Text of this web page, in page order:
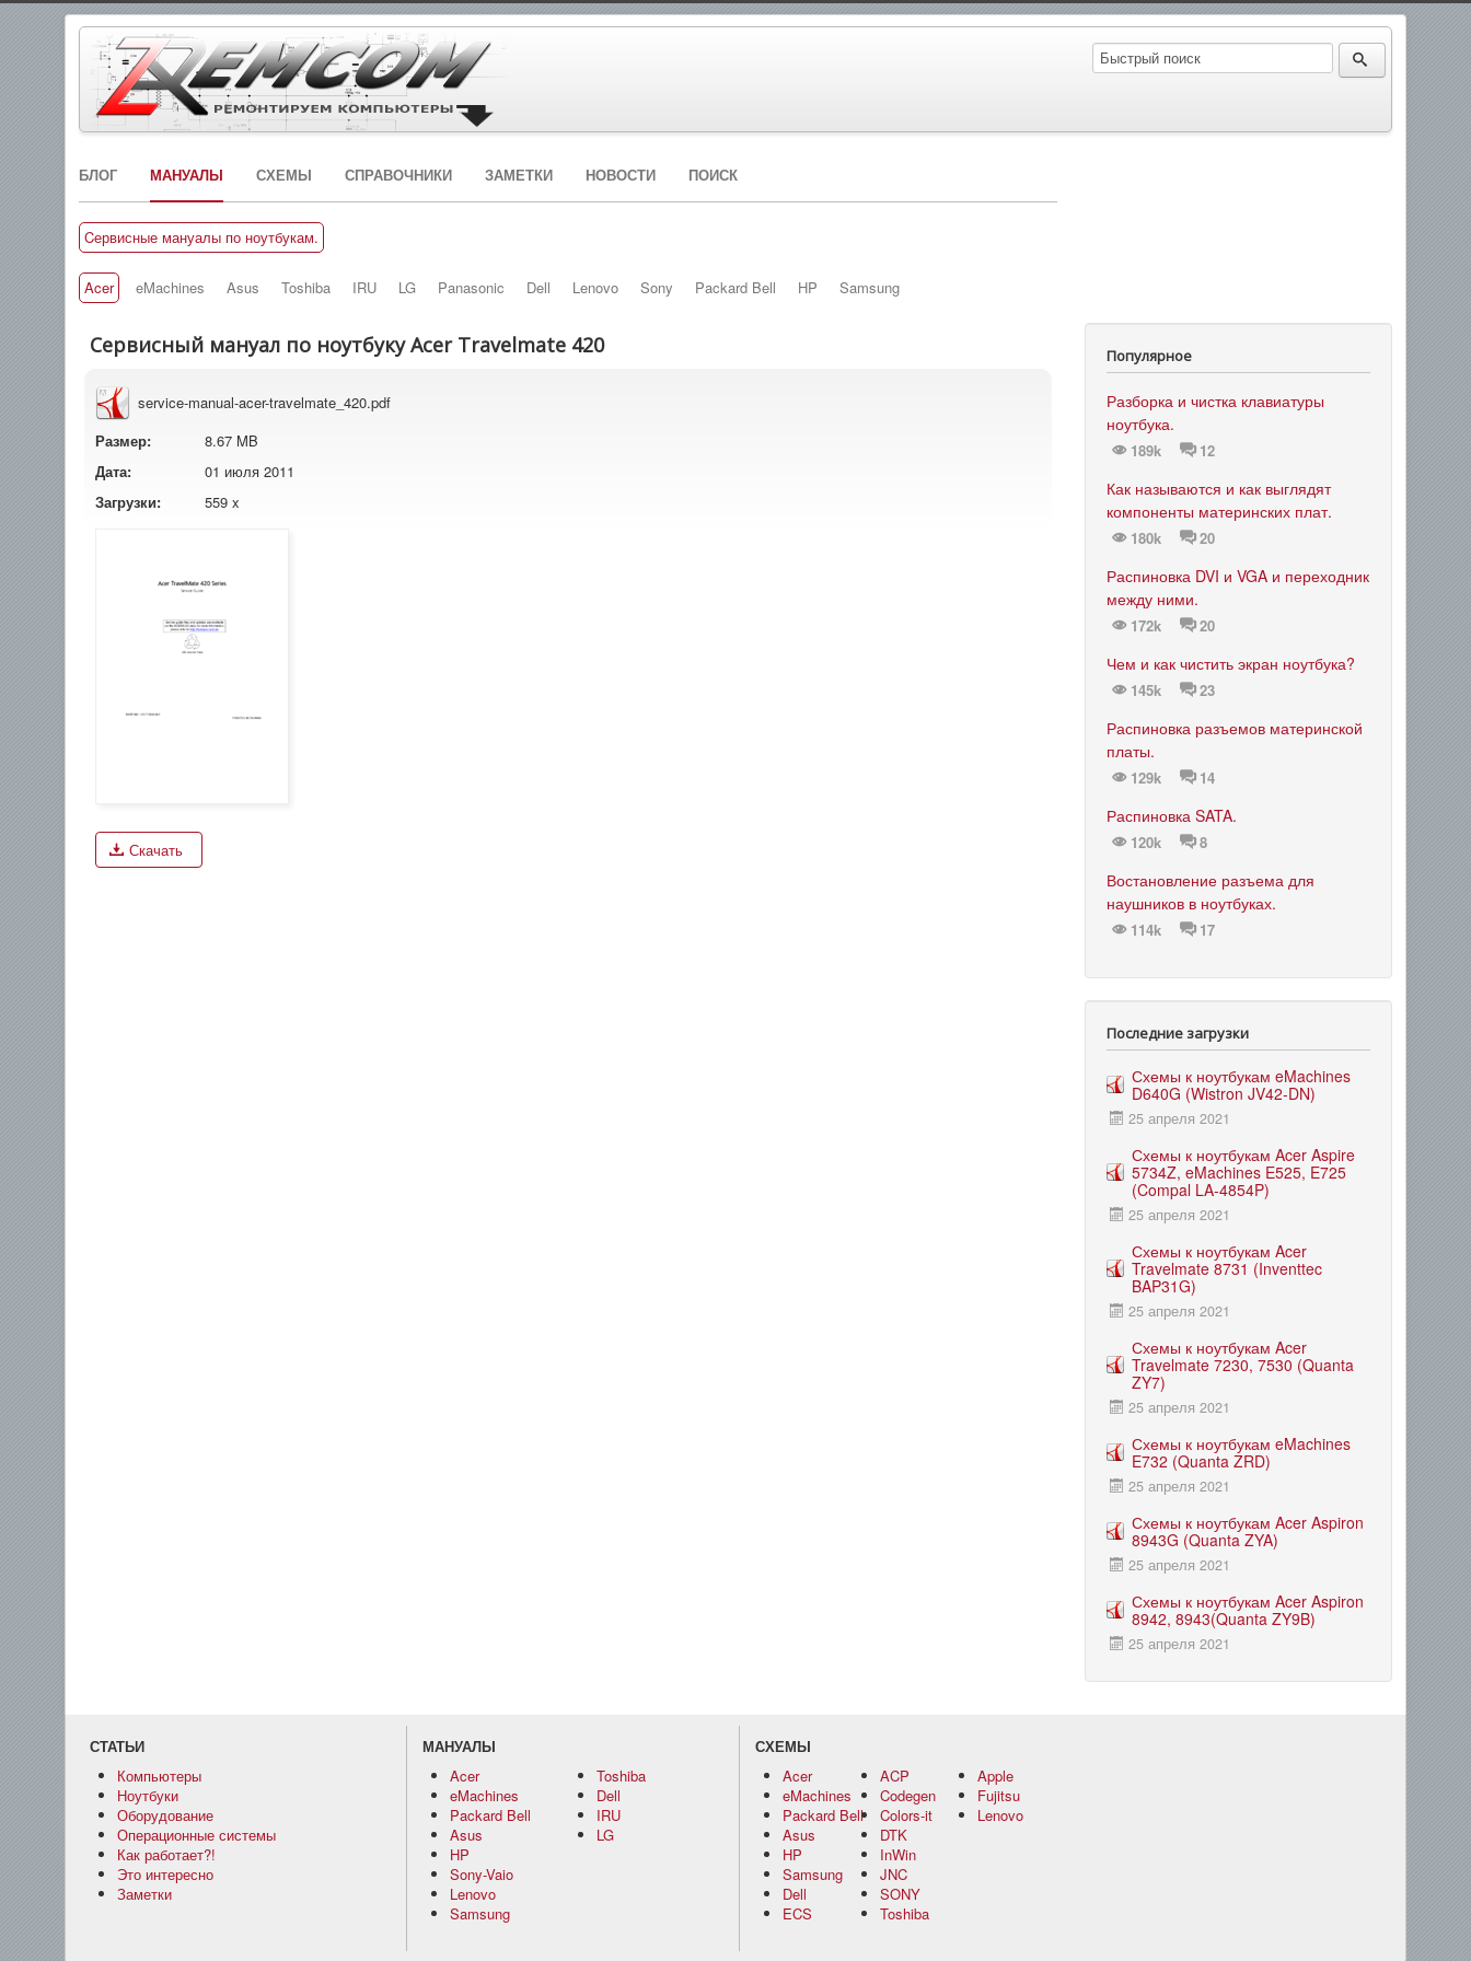
БЛОГ МАНУАЛЫ СХЕМЫ СПРАВОЧНИКИ ЗАМЕТКИ НОВОСТИ ПОИСК
Cервисные мануалы по ноутбукам.
Acer eMachines Asus Toshiba IRU LG Panasonic Dell Lenovo Sony Packard Bell HP Samsung
Сервисный мануал по ноутбуку Acer Travelmate 420
service-manual-acer-travelmate_420.pdf
Размер:
8.67 MB
Дата:
01 июля 2011
Загрузки:
559 x
Скачать
Популярное
Разборка и чистка клавиатуры
ноутбука.
189k 12
Как называются и как выглядят
компоненты материнских плат.
180k 20
Распиновка DVI и VGA и переходник
между ними.
172k 20
Чем и как чистить экран ноутбука?
145k 23
Распиновка разъемов материнской
платы.
129k 14
Распиновка SATA.
120k 8
Востановление разъема для
наушников в ноутбуках.
114k 17
Последние загрузки
Схемы к ноутбукам eMachines
D640G (Wistron JV42-DN)
25 апреля 2021
Схемы к ноутбукам Acer Aspire
5734Z, eMachines E525, E725
(Compal LA-4854P)
25 апреля 2021
Схемы к ноутбукам Acer
Travelmate 8731 (Inventtec
BAP31G)
25 апреля 2021
Схемы к ноутбукам Acer
Travelmate 7230, 7530 (Quanta
ZY7)
25 апреля 2021
Схемы к ноутбукам eMachines
E732 (Quanta ZRD)
25 апреля 2021
Схемы к ноутбукам Acer Aspiron
8943G (Quanta ZYA)
25 апреля 2021
Схемы к ноутбукам Acer Aspiron
8942, 8943(Quanta ZY9B)
25 апреля 2021
СТАТЬИ
Компьютеры
Ноутбуки
Оборудование
Операционные системы
Как работает?!
Это интересно
Заметки
МАНУАЛЫ
Acer
eMachines
Packard Bell
Asus
HP
Sony-Vaio
Lenovo
Samsung
Toshiba
Dell
IRU
LG
СХЕМЫ
Acer
eMachines
Packard Bell
Asus
HP
Samsung
Dell
ECS
ACP
Codegen
Colors-it
DTK
InWin
JNC
SONY
Toshiba
Apple
Fujitsu
Lenovo